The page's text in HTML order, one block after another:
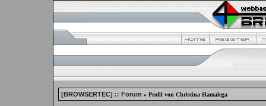
[BROWSERTEC] :: Forum » Profil von Christina Hamalega